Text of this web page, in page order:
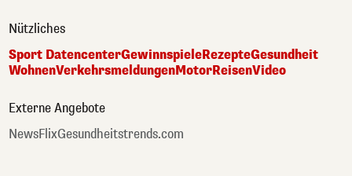
Nützliches
Sport DatencenterGewinnspieleRezepteGesundheit
WohnenVerkehrsmeldungenMotorReisenVideo
Externe Angebote
NewsFlixGesundheitstrends.com